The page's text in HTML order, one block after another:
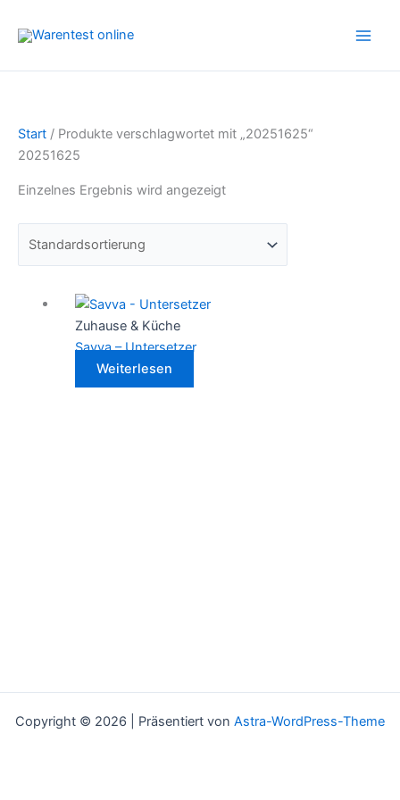
Inhalt
Start / Produkte verschlagwortet mit „20251625“
20251625
Einzelnes Ergebnis wird angezeigt
Zuhause & Küche
Savva – Untersetzer
Weiterlesen
Copyright © 2026 | Präsentiert von Astra-WordPress-Theme